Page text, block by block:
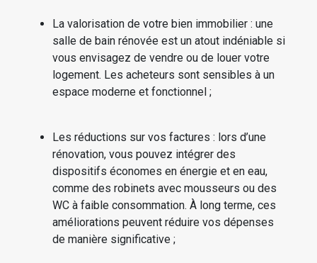
La valorisation de votre bien immobilier : une
salle de bain rénovée est un atout indéniable si
vous envisagez de vendre ou de louer votre
logement. Les acheteurs sont sensibles à un
espace moderne et fonctionnel ;
Les réductions sur vos factures : lors d’une
rénovation, vous pouvez intégrer des
dispositifs économes en énergie et en eau,
comme des robinets avec mousseurs ou des
WC à faible consommation. À long terme, ces
améliorations peuvent réduire vos dépenses
de manière significative ;